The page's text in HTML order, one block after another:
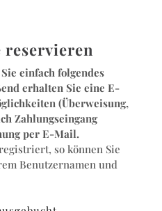
reservieren
einfach folgendes
erhalten Sie eine E-
(Überweisung,
Zahlungseingang
per E-Mail.
so können Sie
Benutzernamen und